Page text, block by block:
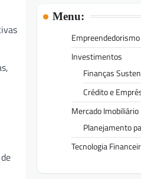
Menu:
Investimentos
Finanças
Crédito e
Mercado Imobiliário
Planejamento
Tecnologia